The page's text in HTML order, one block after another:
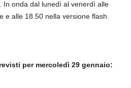
In onda dal lunedì al venerdì alle
e alle 18.50 nella versione flash.
per mercoledì 29 gennaio: